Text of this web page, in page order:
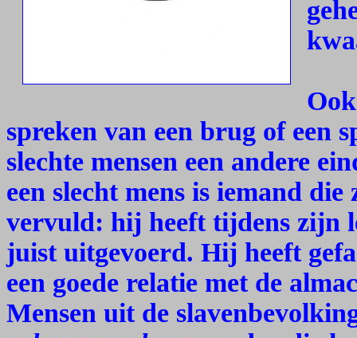
spreken van een brug of een
slechte mensen een andere
een slecht mens is iemand
vervuld: hij heeft tijdens zijn
juist uitgevoerd. Hij heeft
een goede relatie met de
Mensen uit de